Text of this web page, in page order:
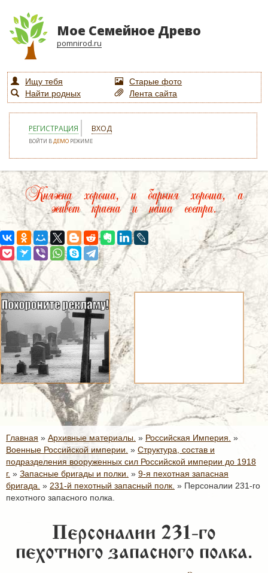
Мое Семейное Древо
pomnirod.ru
Ищу тебя
Старые фото
Найти родных
Лента сайта
РЕГИСТРАЦИЯ ВХОД
ВОЙТИ ВДЕМО РЕЖИМЕ
Княжна хороша, и барыня хороша, а
живет красна и наша сестра.
Главная » Архивные материалы. » Российская Империя. »
Военные Российской империи. » Структура, состав и
подразделения вооруженных сил Российской империи до 1918
г. » Запасные бригады и полки. » 9-я пехотная запасная
бригада. » 231-й пехотный запасный полк. » Персоналии 231-го
пехотного запасного полка.
Персоналии 231-го
пехотного запасного полка.